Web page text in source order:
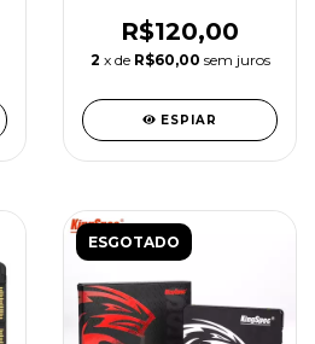
R$120,00
2 x de R$60,00 sem juros
ESPIAR
ESGOTADO